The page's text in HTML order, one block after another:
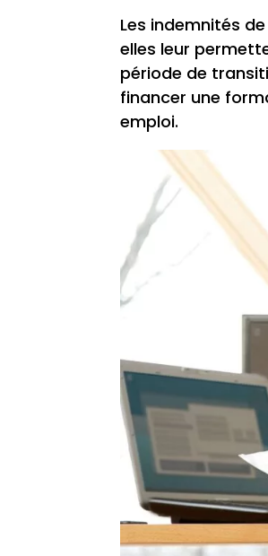
Les indemnités
elles leur
période de
financer une
emploi.